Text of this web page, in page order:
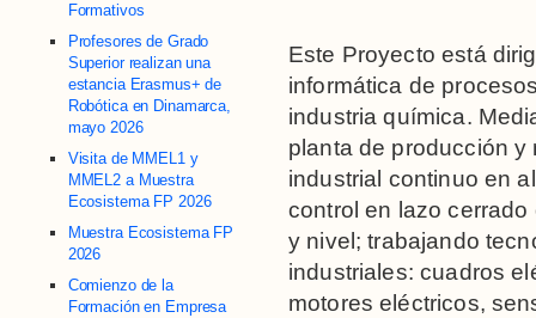
Este Proyecto está
informática de
industria química.
planta de producción
industrial continuo en
control en lazo
y nivel; trabajando
industriales: cuadros
motores eléctricos,
Formativos
Profesores de Grado
Superior realizan una
estancia Erasmus+ de
Robótica en Dinamarca,
mayo 2026
Visita de MMEL1 y
MMEL2 a Muestra
Ecosistema FP 2026
Muestra Ecosistema FP
2026
Comienzo de la
Formación en Empresa